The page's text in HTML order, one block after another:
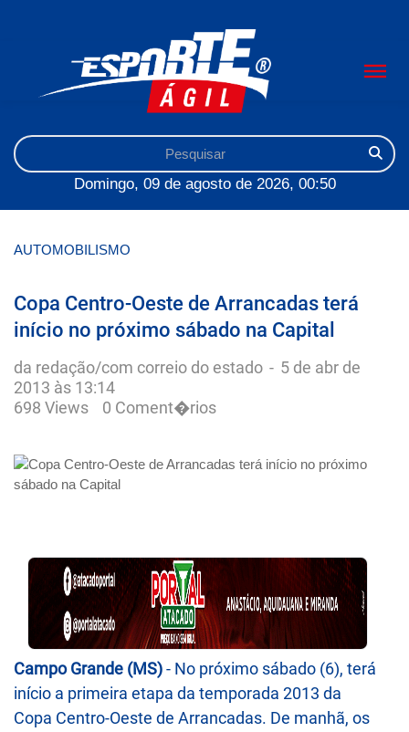
Domingo, 09 de agosto de 2026, 00:50
AUTOMOBILISMO
Copa Centro-Oeste de Arrancadas terá
início no próximo sábado na Capital
da redação/com correio do estado - 5 de abr de
2013 às 13:14
698 Views
0 Coment�rios
Campo Grande (MS)- No próximo sábado (6), terá
início a primeira etapa da temporada 2013 da
Copa Centro-Oeste de Arrancadas. De manhã, os